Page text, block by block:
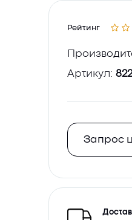
Рейтинг
Артикул:
Запрос